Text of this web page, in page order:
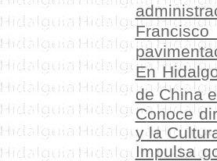
En
de China
Conoce
y la
Impulsa